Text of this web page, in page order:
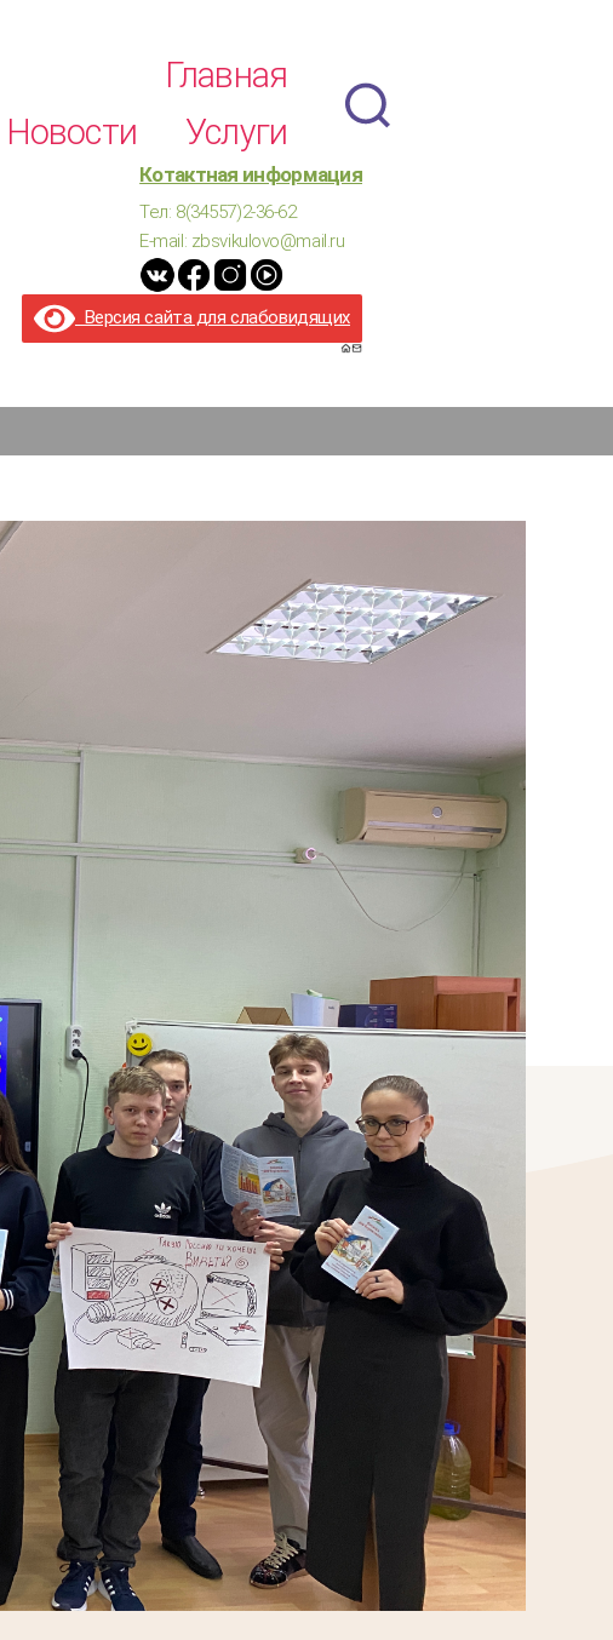
Главная
Новости
Услуги
Котактная информация
Тел: 8(34557)2-36-62
E-mail: zbsvikulovo@mail.ru
Версия сайта для слабовидящих